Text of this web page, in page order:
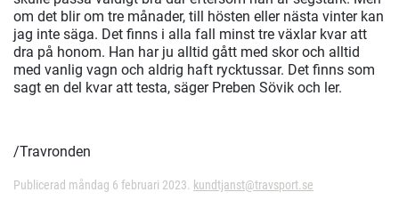
om det blir om tre månader, till hösten eller nästa vinter kan
jag inte säga. Det finns i alla fall minst tre växlar kvar att
dra på honom. Han har ju alltid gått med skor och alltid
med vanlig vagn och aldrig haft rycktussar. Det finns som
sagt en del kvar att testa, säger Preben Sövik och ler.
/Travronden
Publicerad måndag 6 februari 2023. kundtjanst@travsport.se